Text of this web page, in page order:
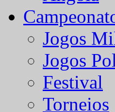
Jogos
Jogos
Festival
Torneios